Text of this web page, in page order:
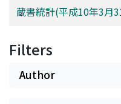
蔵書統計(平成10年3月
Filters
Author